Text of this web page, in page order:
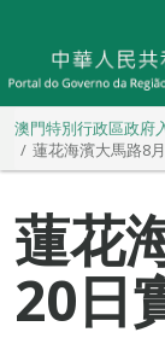
澳門特別行政區政府
蓮花海濱大馬路8
蓮花
20日